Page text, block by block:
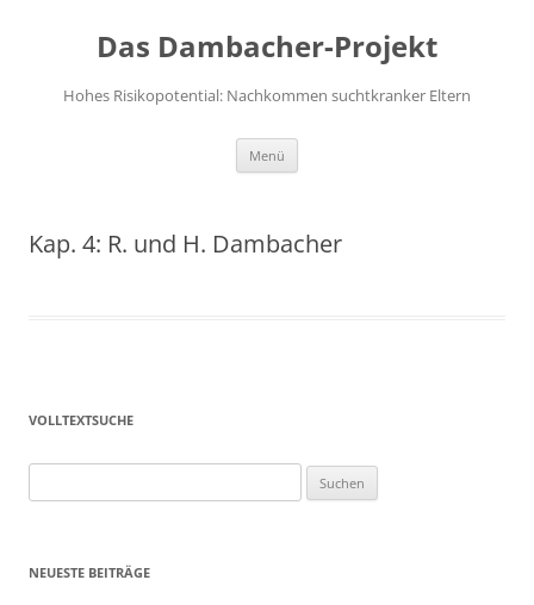
Das Dambacher-Projekt
Hohes Risikopotential: Nachkommen suchtkranker Eltern
Menü
Kap. 4: R. und H. Dambacher
VOLLTEXTSUCHE
nach:
NEUESTE BEITRÄGE